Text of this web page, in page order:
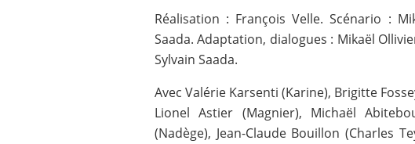
Réalisation : François Velle. Scénario :
Saada. Adaptation, dialogues : Mikaël
Sylvain Saada.
Avec Valérie Karsenti (Karine), Brigitte
Lionel Astier (Magnier), Michaël
(Nadège), Jean-Claude Bouillon (Charles